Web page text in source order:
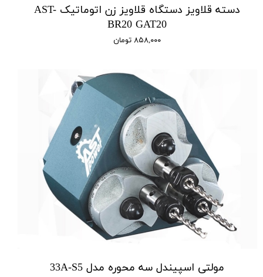
دسته قلاویز دستگاه قلاویز زن اتوماتیک AST-
BR20 GAT20
۸۵۸,۰۰۰ تومان
مولتی اسپیندل سه محوره مدل 33A-S5